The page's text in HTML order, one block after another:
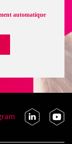
automatique